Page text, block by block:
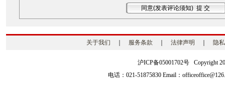
关于我们 服务条款 法律声明 隐
沪ICP备05001702号 Copyright
电话：021-51875830 Email：